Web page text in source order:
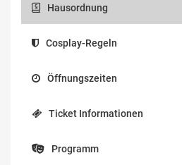
Hausordnung
Cosplay-Regeln
Öffnungszeiten
Ticket Informationen
Programm